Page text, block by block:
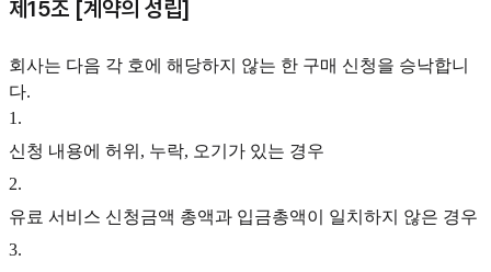
제15조 [계약의 성립]
회사는 다음 각 호에 해당하지 않는 한 구매 신청을 승낙합니
다.
1 .
신청 내용에 허위, 누락, 오기가 있는 경우
2.
유료 서비스 신청금액 총액과 입금총액이 일치하지 않은 경우
3.